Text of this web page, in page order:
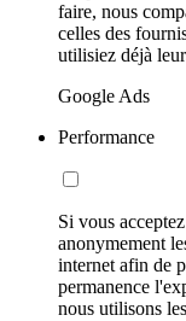
faire, nous
celles des
utilisiez déjà
Google Ads
Performance
Si vous
anonymement
internet afin de
permanence
nous utilisons